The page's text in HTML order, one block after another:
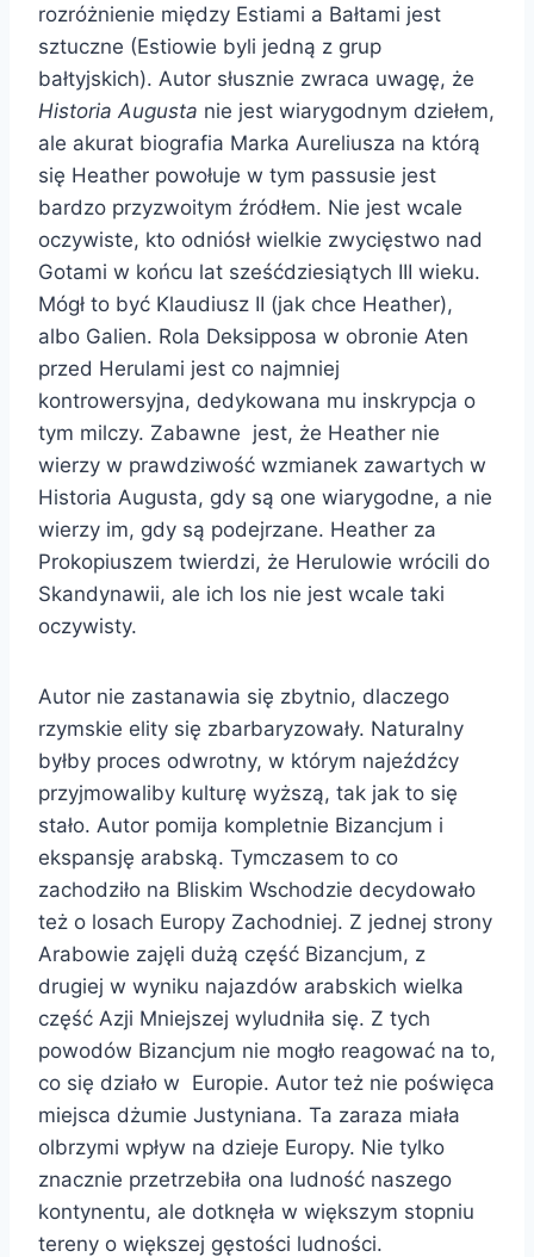
rozróżnienie między Estiami a Bałtami jest
sztuczne (Estiowie byli jedną z grup
bałtyjskich). Autor słusznie zwraca uwagę, że
Historia Augusta nie jest wiarygodnym dziełem,
ale akurat biografia Marka Aureliusza na którą
się Heather powołuje w tym passusie jest
bardzo przyzwoitym źródłem. Nie jest wcale
oczywiste, kto odniósł wielkie zwycięstwo nad
Gotami w końcu lat sześćdziesiątych III wieku.
Mógł to być Klaudiusz II (jak chce Heather),
albo Galien. Rola Deksipposa w obronie Aten
przed Herulami jest co najmniej
kontrowersyjna, dedykowana mu inskrypcja o
tym milczy. Zabawne jest, że Heather nie
wierzy w prawdziwość wzmianek zawartych w
Historia Augusta, gdy są one wiarygodne, a nie
wierzy im, gdy są podejrzane. Heather za
Prokopiuszem twierdzi, że Herulowie wrócili do
Skandynawii, ale ich los nie jest wcale taki
oczywisty.
Autor nie zastanawia się zbytnio, dlaczego
rzymskie elity się zbarbaryzowały. Naturalny
byłby proces odwrotny, w którym najeźdźcy
przyjmowaliby kulturę wyższą, tak jak to się
stało. Autor pomija kompletnie Bizancjum i
ekspansję arabską. Tymczasem to co
zachodziło na Bliskim Wschodzie decydowało
też o losach Europy Zachodniej. Z jednej strony
Arabowie zajęli dużą część Bizancjum, z
drugiej w wyniku najazdów arabskich wielka
część Azji Mniejszej wyludniła się. Z tych
powodów Bizancjum nie mogło reagować na to,
co się działo w Europie. Autor też nie poświęca
miejsca dżumie Justyniana. Ta zaraza miała
olbrzymi wpływ na dzieje Europy. Nie tylko
znacznie przetrzebiła ona ludność naszego
kontynentu, ale dotknęła w większym stopniu
tereny o większej gęstości ludności.